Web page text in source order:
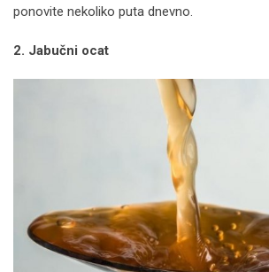
ponovite nekoliko puta dnevno.
2. Jabučni ocat